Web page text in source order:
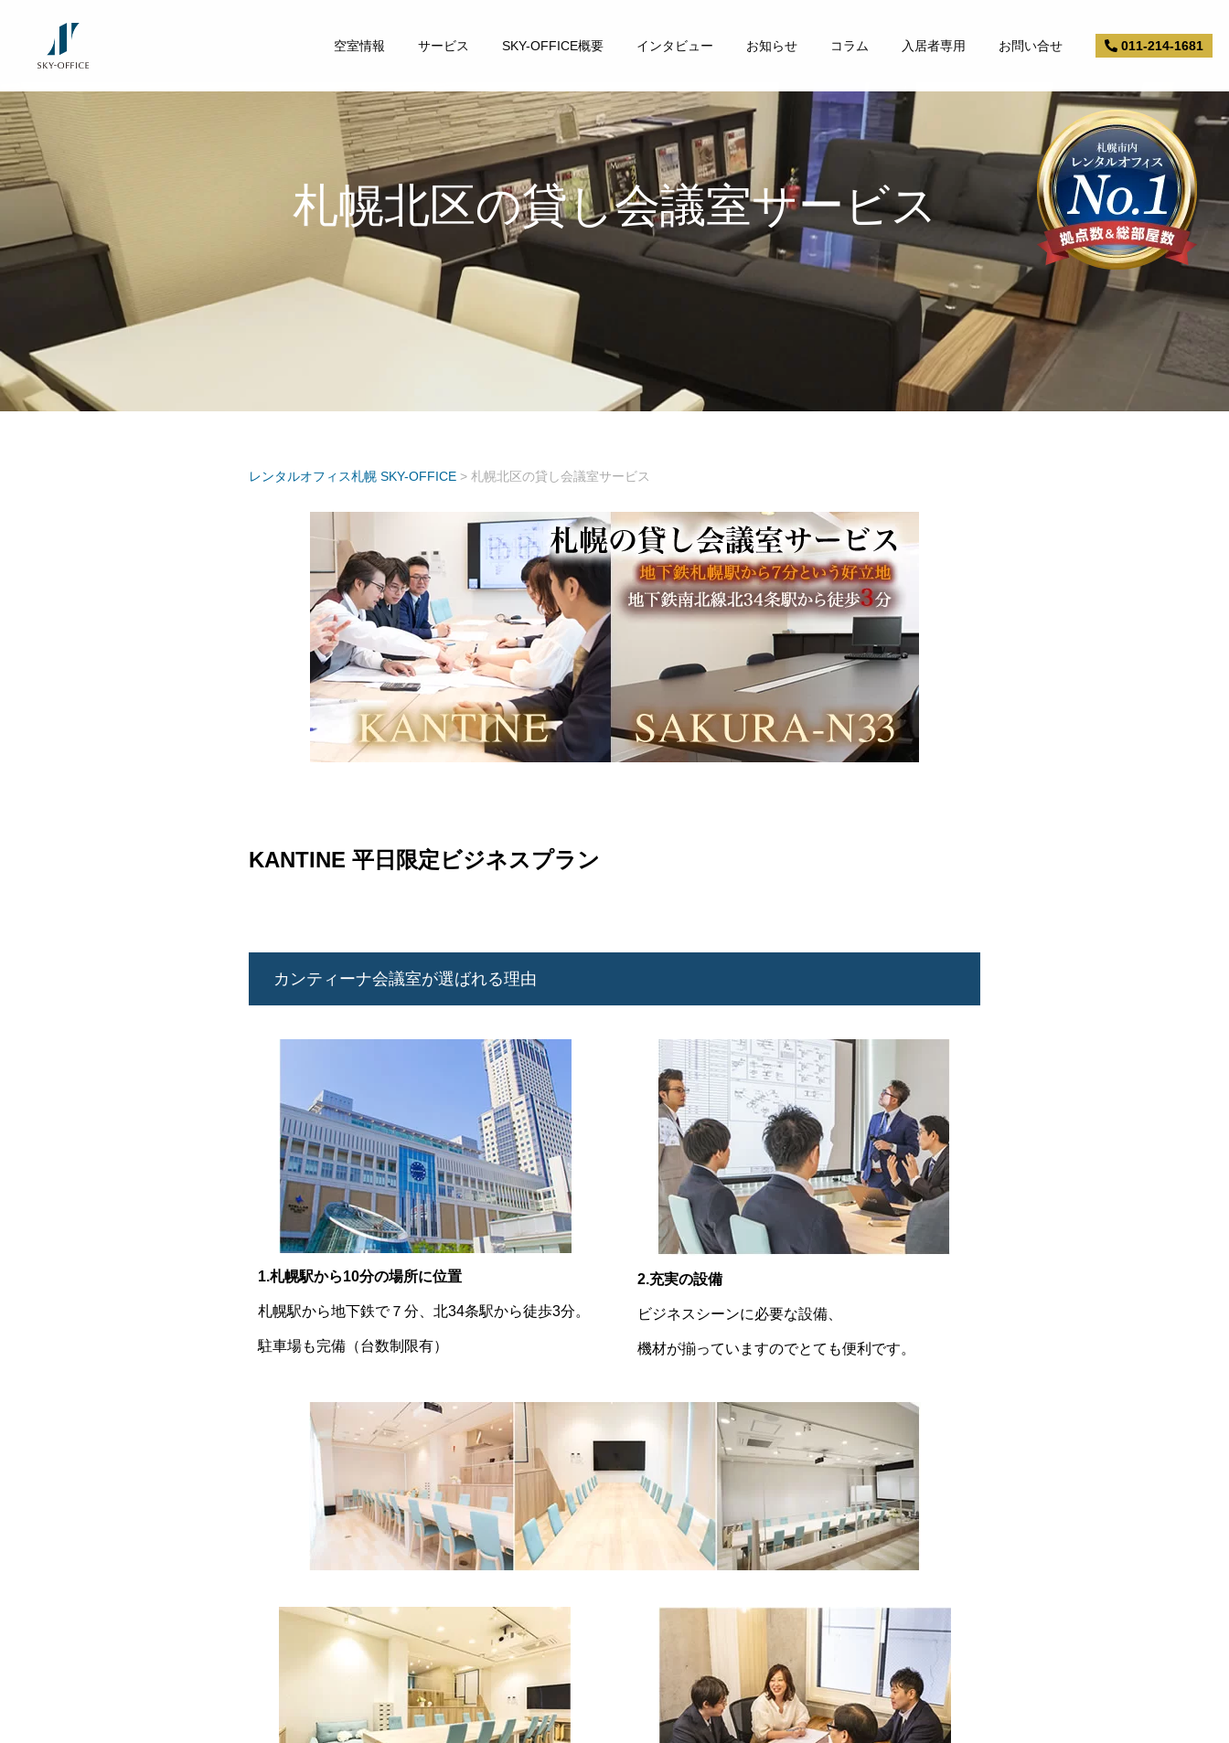
空室情報 サービス SKY-OFFICE概要 インタビュー お知らせ コラム 入居者専用 お問い合せ 011-214-1681
札幌北区の貸し会議室サービス
レンタルオフィス札幌 SKY-OFFICE > 札幌北区の貸し会議室サービス
KANTINE 平日限定ビジネスプラン
カンティーナ会議室が選ばれる理由
1.札幌駅から10分の場所に位置
札幌駅から地下鉄で７分、北34条駅から徒歩3分。
駐車場も完備（台数制限有）
2.充実の設備
ビジネスシーンに必要な設備、
機材が揃っていますのでとても便利です。